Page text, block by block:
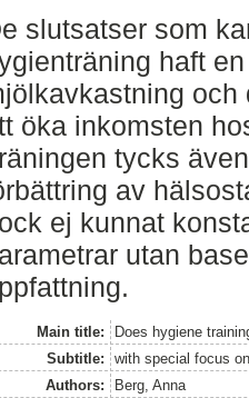
slutsatser som
haft
och
öka inkomsten
tycks
av
ej kunnat
utan
Main title:
Does hygiene
Subtitle:
with special focus
Authors:
Berg, Anna